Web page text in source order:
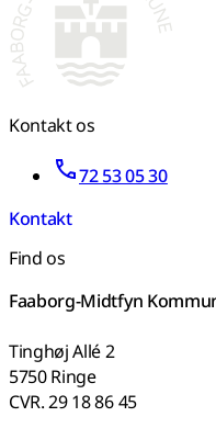
Kontakt os
72 53 05 30
Kontakt
Find os
Faaborg-Midtfyn
Tinghøj Allé 2
5750 Ringe
CVR. 29 18 86 45